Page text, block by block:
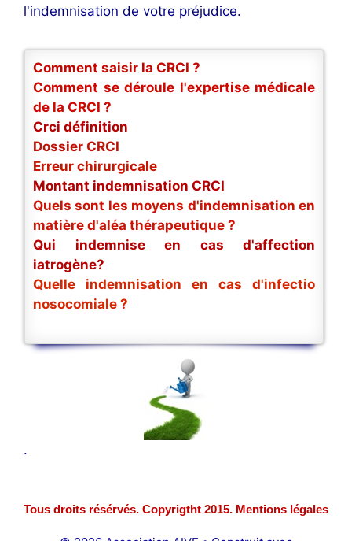
l'indemnisation de votre préjudice.
Comment saisir la CRCI ?
Comment se déroule l'expertise médicale
de la CRCI ?
Crci définition
Dossier CRCI
Erreur chirurgicale
Montant indemnisation CRCI
Quels sont les moyens d'indemnisation en
matière d'aléa thérapeutique ?
Qui indemnise en cas d'affection
iatrogène?
Quelle indemnisation en cas d'infectio
nosocomiale ?
.
Tous droits résérvés. Copyrigtht 2015. Mentions légales